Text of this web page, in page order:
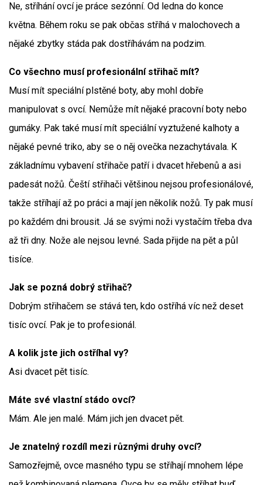
Ne, stříhání ovcí je práce sezónní. Od ledna do konce
května. Během roku se pak občas stříhá v malochovech a
nějaké zbytky stáda pak dostříhávám na podzim.
Co všechno musí profesionální střihač mít?
Musí mít speciální plstěné boty, aby mohl dobře
manipulovat s ovcí. Nemůže mít nějaké pracovní boty nebo
gumáky. Pak také musí mít speciální vyztužené kalhoty a
nějaké pevné triko, aby se o něj ovečka nezachytávala. K
základnímu vybavení střihače patří i dvacet hřebenů a asi
padesát nožů. Čeští střihači většinou nejsou profesionálové,
takže stříhají až po práci a mají jen několik nožů. Ty pak musí
po každém dni brousit. Já se svými noži vystačím třeba dva
až tři dny. Nože ale nejsou levné. Sada přijde na pět a půl
tisíce.
Jak se pozná dobrý střihač?
Dobrým střihačem se stává ten, kdo ostříhá víc než deset
tisíc ovcí. Pak je to profesionál.
A kolik jste jich ostříhal vy?
Asi dvacet pět tisíc.
Máte své vlastní stádo ovcí?
Mám. Ale jen malé. Mám jich jen dvacet pět.
Je znatelný rozdíl mezi různými druhy ovcí?
Samozřejmě, ovce masného typu se stříhají mnohem lépe